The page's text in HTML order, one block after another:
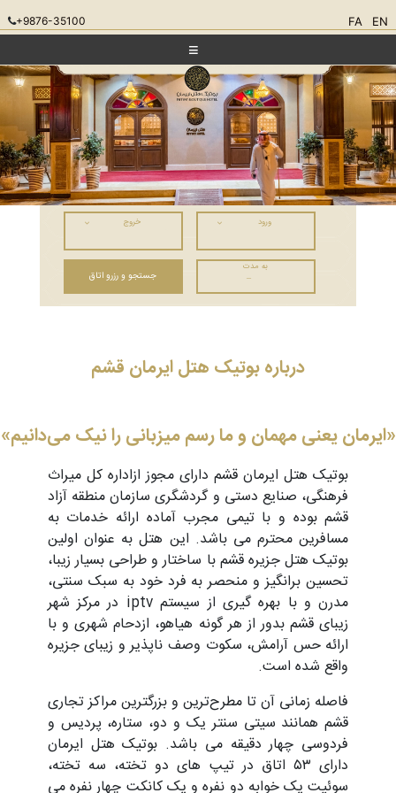
+9876-35100 FA EN
ورود خروج
به مدت
–
درباره بوتیک هتل ایرمان قشم
«ایرمان یعنی مهمان و ما رسم میزبانی را نیک می‌دانیم»
بوتیک هتل ایرمان قشم دارای مجوز ازاداره کل میراث
فرهنگی، صنایع دستی و گردشگری سازمان منطقه آزاد
قشم بوده و با تیمی مجرب آماده ارائه خدمات به
مسافرین محترم می باشد. این هتل به عنوان اولین
بوتیک هتل جزیره قشم با ساختار و طراحی بسیار زیبا،
تحسین برانگیز و منحصر به فرد خود به سبک سنتی،
مدرن و با بهره گیری از سیستم iptv در مرکز شهر
زیبای قشم بدور از هر گونه هیاهو، ازدحام شهری و با
ارائه حس آرامش، سکوت وصف ناپذیر و زیبای جزیره
واقع شده است.
فاصله زمانی آن تا مطرح‌ترین و بزرگترین مراکز تجاری
قشم همانند سیتی سنتر یک و دو، ستاره، پردیس و
فردوسی چهار دقیقه می باشد. بوتیک هتل ایرمان
دارای ۵۳ اتاق در تیپ های دو تخته، سه تخته،
سوئیت یک خوابه دو نفره و یک کانکت چهار نفره می